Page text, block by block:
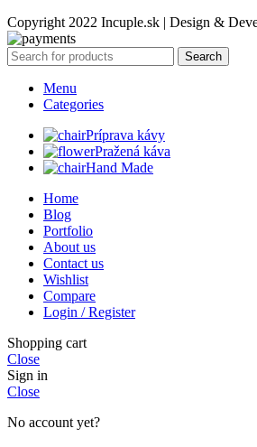
Copyright 2022 Incuple.sk | Design &
Search
Menu
Categories
Príprava kávy
Pražená káva
Hand Made
Home
Blog
Portfolio
About us
Contact us
Wishlist
Compare
Login / Register
Shopping cart
Close
Sign in
Close
No account yet?